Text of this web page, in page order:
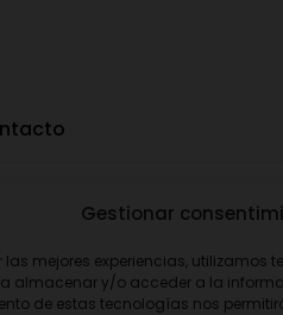
Gestionar
las mejores experiencias, utilizamos
almacenar y/o acceder a la
de estas tecnologías nos